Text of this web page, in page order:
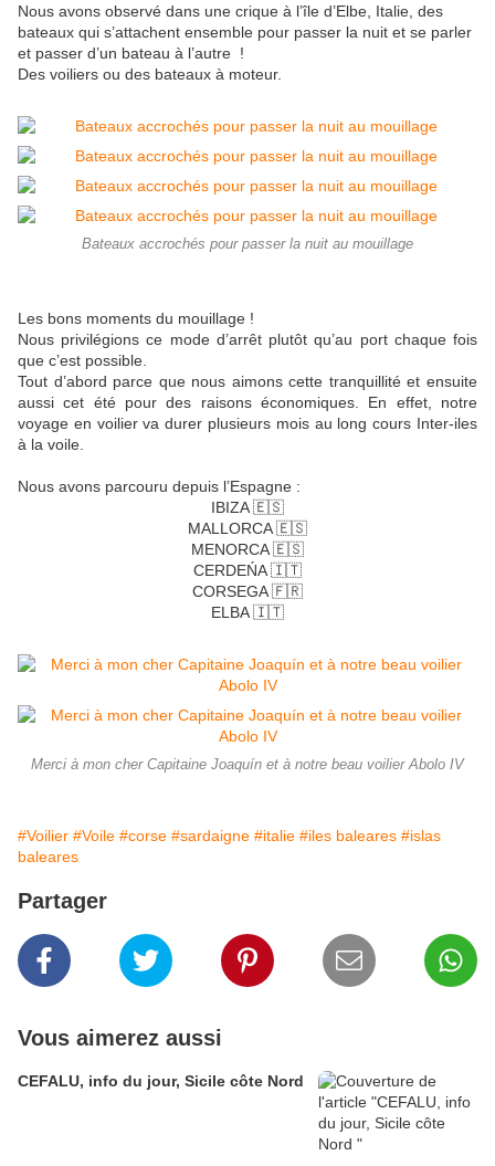
Nous avons observé dans une crique à l’île d’Elbe, Italie, des
bateaux qui s’attachent ensemble pour passer la nuit et se parler
et passer d’un bateau à l’autre !
Des voiliers ou des bateaux à moteur.
Bateaux accrochés pour passer la nuit au mouillage
Les bons moments du mouillage !
Nous privilégions ce mode d’arrêt plutôt qu’au port chaque fois
que c’est possible.
Tout d’abord parce que nous aimons cette tranquillité et ensuite
aussi cet été pour des raisons économiques. En effet, notre
voyage en voilier va durer plusieurs mois au long cours Inter-iles
à la voile.
Nous avons parcouru depuis l’Espagne :
IBIZA 🇪🇸
MALLORCA 🇪🇸
MENORCA 🇪🇸
CERDEŃA 🇮🇹
CORSEGA 🇫🇷
ELBA 🇮🇹
Merci à mon cher Capitaine Joaquín et à notre beau voilier Abolo IV
#Voilier #Voile #corse #sardaigne #italie #iles baleares #islas
baleares
Partager
Vous aimerez aussi
CEFALU, info du jour, Sicile côte Nord